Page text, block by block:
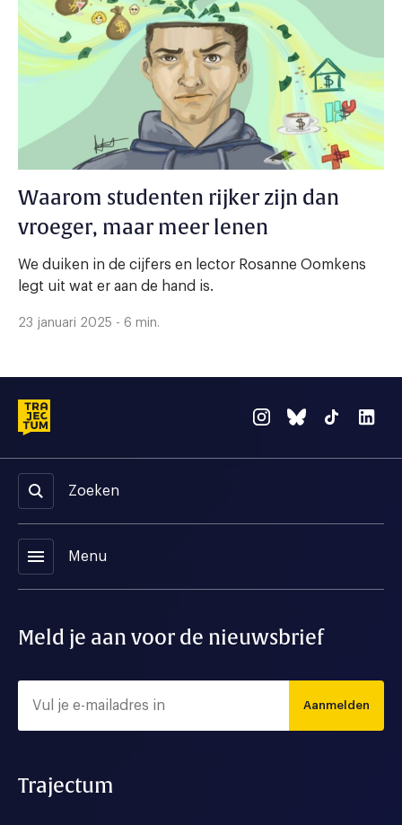
Waarom studenten rijker zijn dan
vroeger, maar meer lenen
We duiken in de cijfers en lector Rosanne Oomkens
legt uit wat er aan de hand is.
23 januari 2025 - 6 min.
Zoeken
menu Menu
Meld je aan voor de nieuwsbrief
Aanmelden
Trajectum